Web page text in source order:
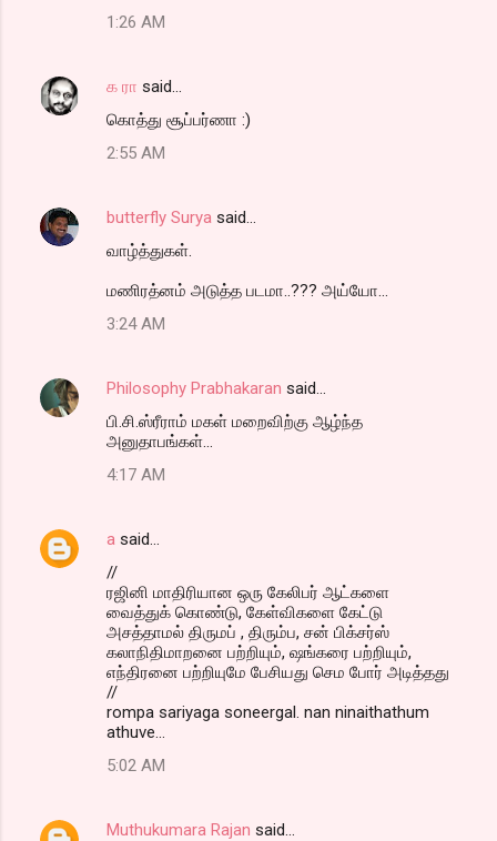
1:26 AM
க ரா said…
கொத்து சூப்பர்ணா :)
2:55 AM
butterfly Surya said…
வாழ்த்துகள்.
மணிரத்னம் அடுத்த படமா..??? அய்யோ...
3:24 AM
Philosophy Prabhakaran said…
பி.சி.ஸ்ரீராம் மகள் மறைவிற்கு ஆழ்ந்த
அனுதாபங்கள்...
4:17 AM
a said…
//
ரஜினி மாதிரியான ஒரு கேலிபர் ஆட்களை
வைத்துக் கொண்டு, கேள்விகளை கேட்டு
அசத்தாமல் திருமப் , திரும்ப, சன் பிக்சர்ஸ்
கலாநிதிமாறனை பற்றியும், ஷங்கரை பற்றியும்,
எந்திரனை பற்றியுமே பேசியது செம போர் அடித்தது
//
rompa sariyaga soneergal. nan ninaithathum
athuve...
5:02 AM
Muthukumara Rajan said…